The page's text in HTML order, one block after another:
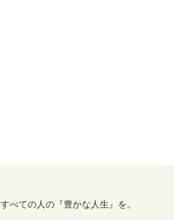
すべての人の『豊かな人生』を。